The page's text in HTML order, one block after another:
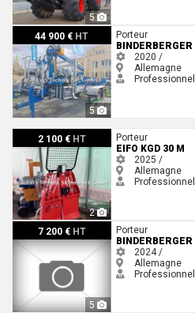
5
44 900 € HT
5
Binderberger RW 12 ALPINPorteur
BINDERBERGER
2020 /
Allemagne
Professionnel
2 100 € HT
2
EiFo KGD 30 M
Porteur
EIFO KGD 30 M
2025 /
Allemagne
Professionnel
7 200 € HT
5
Binderberger 650 EHSA
Porteur
2024 /
Allemagne
Professionnel